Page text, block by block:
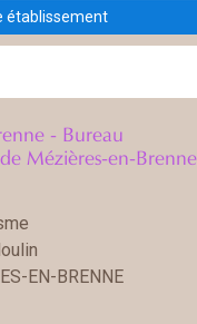
établissement
- Bureau
Mézières-en-Brenne
EN-BRENNE